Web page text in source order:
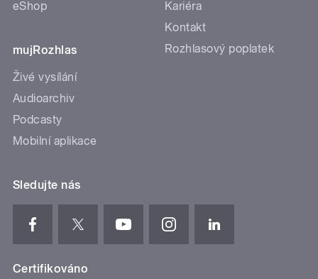
eShop
mujRozhlas
Živé vysílání
Audioarchiv
Podcasty
Mobilní aplikace
Kariéra
Kontakt
Rozhlasový poplatek
Sledujte nás
Certifikováno